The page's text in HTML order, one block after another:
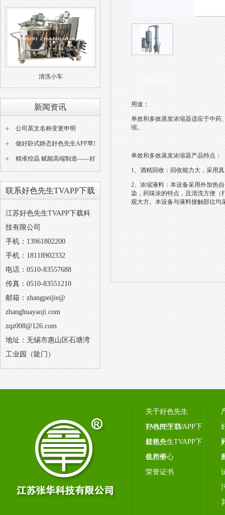
清洗小车
新闻资讯
公司英文名称变更申明
精准控晶 赋能高端制造——好色先生TVAPP下载W型动态好色先生APP苹果版设备技术解析
联系好色先生TVAPP下载
江苏好色先生TVAPP下载科
技有限公司
手机：13961802200
手机：18118902332
电话：0510-83557688
传真：0510-83551210
邮箱：zhangpeijie@
zhanghuayaoji.com
zqz008@126.com
地址：无锡市惠山区石塘湾
工业园（陡门）
用途：
单效和多效蒸发浓缩器适应于中药、
缩。
单效和多效蒸发浓缩器产品特点：
1、酒精回收：回收能力大，
2、浓缩液料：本设备采用外加
染，药味浓的特点，且清洗方便
观大方。本设备与液料接触部位均采
关于好色先生
TVAPP下载
好色先生TVAPP下
载简介
好色先生TVAPP下
载相册
生产中心
荣誉证书